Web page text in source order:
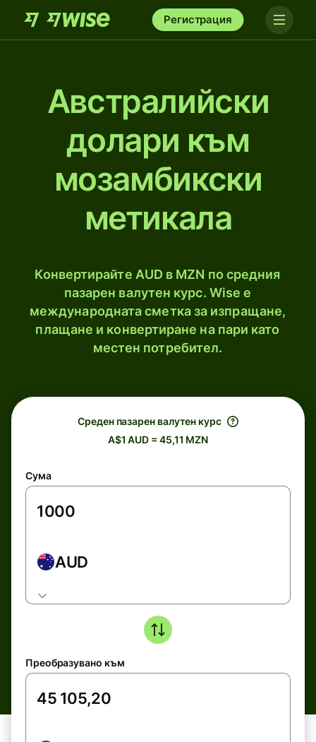
Регистрация
Австралийски
долари към
мозамбикски
метикалa
Конвертирайте AUD в MZN по средния
пазарен валутен курс. Wise е
международната сметка за изпращане,
плащане и конвертиране на пари като
местен потребител.
Среден пазарен валутен курс
A$1 AUD = 45,11 MZN
Сума
AUD
Преобразувано към